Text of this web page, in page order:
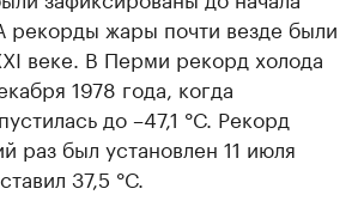
рекорды жары почти везде были
веке. В Перми рекорд холода
1978 года, когда
до –47,1 °С. Рекорд
раз был установлен 11 июля
37,5 °С.